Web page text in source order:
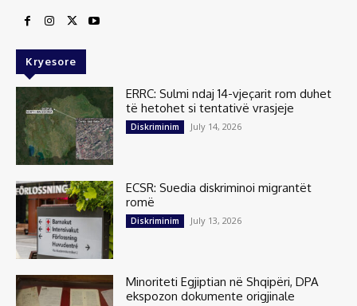
Kryesore
ERRC: Sulmi ndaj 14-vjeçarit rom duhet
të hetohet si tentativë vrasjeje
Diskriminim July 14, 2026
ECSR: Suedia diskriminoi migrantët
romë
Diskriminim July 13, 2026
Minoriteti Egjiptian në Shqipëri, DPA
ekspozon dokumente origjinale